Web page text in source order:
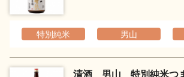
特別純米 男山
清酒 男山 特別純米つ